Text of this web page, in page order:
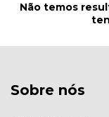
Não temos
Sobre nós